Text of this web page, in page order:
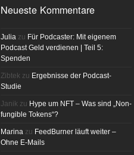
Neueste Kommentare
Julia zu Für Podcaster: Mit eigenem
Podcast Geld verdienen | Teil 5:
Spenden
Zibtek zu Ergebnisse der Podcast-
Studie
Janik zu Hype um NFT – Was sind „Non-
fungible Tokens“?
Marina zu FeedBurner läuft weiter –
Ohne E-Mails